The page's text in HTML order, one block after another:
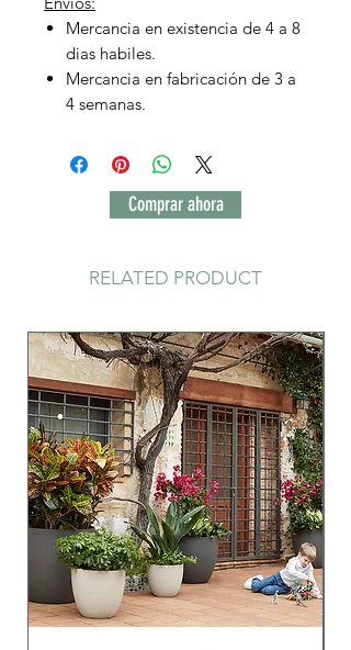
Mercancia en existencia de 4 a 8
dias habiles.
Mercancia en fabricación de 3 a
4 semanas.
Comprar ahora
RELATED PRODUCT